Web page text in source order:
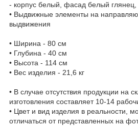
- корпус белый, фасад белый глянец,
• Выдвижные элементы на
выдвижения
• Ширина - 80 см
• Глубина - 40 см
• Высота - 114 см
• Вес изделия - 21,6 кг
• В случае отсутствия продукции на
изготовления составляет 10-14
• Цвет и вид изделия в реальности,
отличаться от представленных на